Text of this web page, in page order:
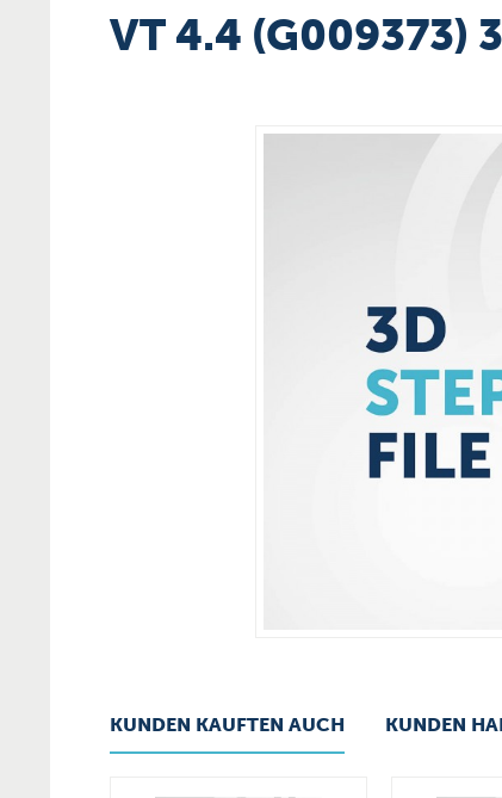
VT 4.4 (G009373)
KUNDEN KAUFTEN AUCH KUNDEN